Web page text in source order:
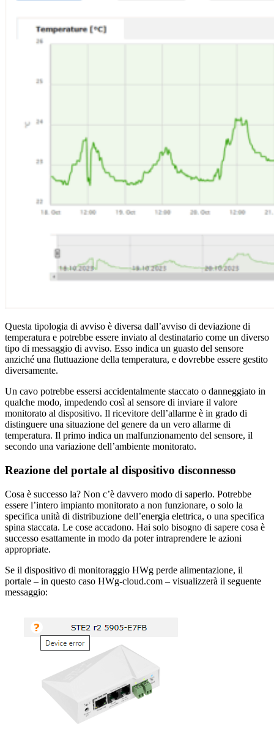
Questa tipologia di avviso è diversa dall’avviso di deviazione di
temperatura e potrebbe essere inviato al destinatario come un diverso
tipo di messaggio di avviso. Esso indica un guasto del sensore
anziché una fluttuazione della temperatura, e dovrebbe essere gestito
diversamente.
Un cavo potrebbe essersi accidentalmente staccato o danneggiato in
qualche modo, impedendo così al sensore di inviare il valore
monitorato al dispositivo. Il ricevitore dell’allarme è in grado di
distinguere una situazione del genere da un vero allarme di
temperatura. Il primo indica un malfunzionamento del sensore, il
secondo una variazione dell’ambiente monitorato.
Reazione del portale al dispositivo disconnesso
Cosa è successo la? Non c’è davvero modo di saperlo. Potrebbe
essere l’intero impianto monitorato a non funzionare, o solo la
specifica unità di distribuzione dell’energia elettrica, o una specifica
spina staccata. Le cose accadono. Hai solo bisogno di sapere cosa è
successo esattamente in modo da poter intraprendere le azioni
appropriate.
Se il dispositivo di monitoraggio HWg perde alimentazione, il
portale – in questo caso HWg-cloud.com – visualizzerà il seguente
messaggio: